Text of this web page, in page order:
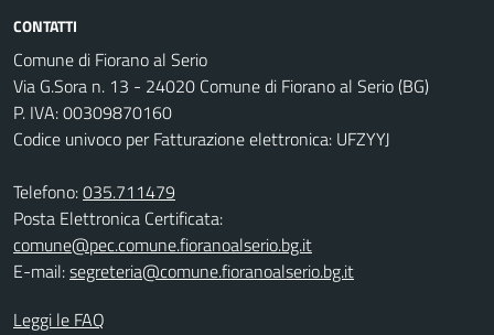
CONTATTI
Comune di Fiorano al Serio
Via G.Sora n. 13 - 24020 Comune di Fiorano al Serio (BG)
P. IVA: 00309870160
Codice univoco per Fatturazione elettronica: UFZYYJ
Telefono:035.711479
Posta Elettronica Certificata:
comune@pec.comune.fioranoalserio.bg.it
E-mail:segreteria@comune.fioranoalserio.bg.it
Leggi le FAQ